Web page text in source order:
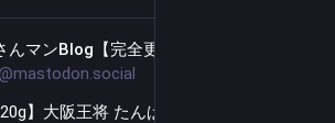
んマンBlog【完全更新通知用】
】大阪王将 たんぱく餃子 3袋（120